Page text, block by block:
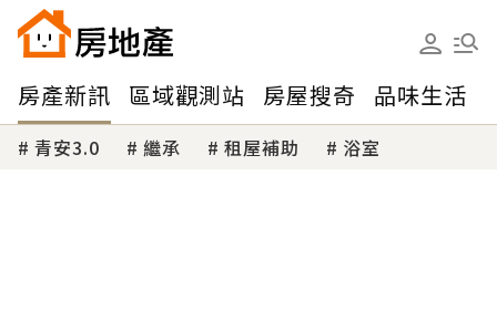
房產新訊 區域觀測站 房屋搜奇 品味生活
青安3.0 繼承 租屋補助 浴室